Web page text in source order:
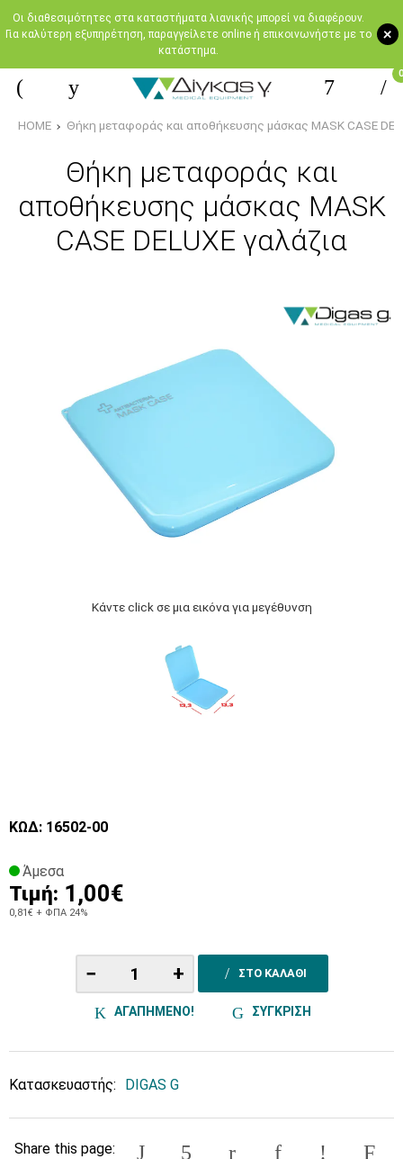
+
Oι διαθεσιμότητες στα καταστήματα λιανικής μπορεί να διαφέρουν.
Για καλύτερη εξυπηρέτηση, παραγγείλετε online ή επικοινωνήστε με το
κατάστημα.
0
HOME Θήκη μεταφοράς και αποθήκευσης μάσκας MASK CASE
Θήκη μεταφοράς και
αποθήκευσης μάσκας MASK
CASE DELUXE γαλάζια
Κάντε click σε μια εικόνα για μεγέθυνση
ΚΩΔ: 16502-00
Άμεσα
Τιμή: 1,00€
0,81€ + ΦΠΑ 24%
− + ΣΤΟ ΚΑΛΑΘΙ
ΑΓΑΠΗΜΕΝΟ! ΣΥΓΚΡΙΣΗ
Κατασκευαστής: DIGAS G
Share this page: